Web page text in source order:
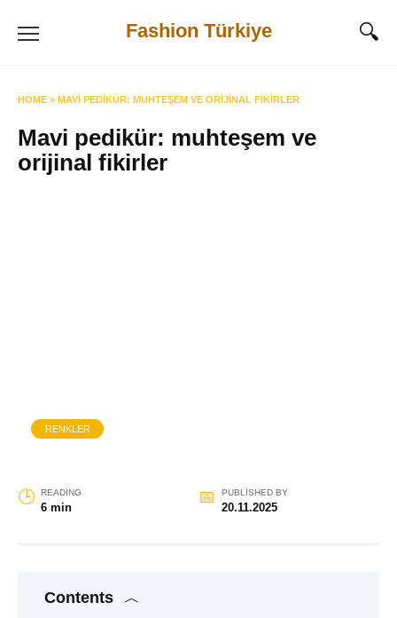
Fashion Türkiye
HOME » MAVI PEDIKÜR: MUHTEŞEM VE ORIJINAL FIKIRLER
Mavi pedikür: muhteşem ve
orijinal fikirler
RENKLER
READING
6 min
PUBLISHED BY
20.11.2025
Contents